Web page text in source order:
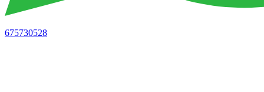
675730528